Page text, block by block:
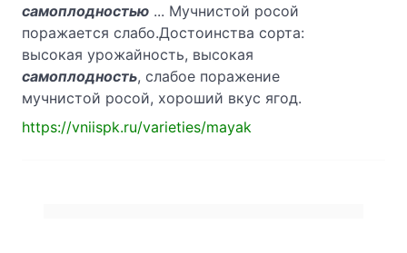
самоплодностью ... Мучнистой росой
поражается слабо.Достоинства сорта:
высокая урожайность, высокая
самоплодность, слабое поражение
мучнистой росой, хороший вкус ягод.
https://vniispk.ru/varieties/mayak